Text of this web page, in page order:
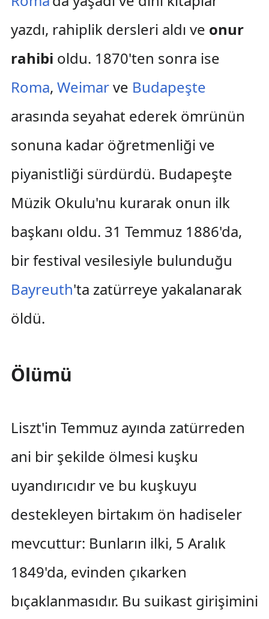
yazdı, rahiplik dersleri aldı ve onur
rahibi oldu. 1870'ten sonra ise
Roma, Weimarve Budapeşte
arasında seyahat ederek ömrünün
sonuna kadar öğretmenliği ve
piyanistliği sürdürdü. Budapeşte
Müzik Okulu'nu kurarak onun ilk
başkanı oldu. 31 Temmuz 1886'da,
bir festival vesilesiyle bulunduğu
Bayreuth'ta zatürreye yakalanarak
öldü.
Ölümü
Liszt'in Temmuz ayında zatürreden
ani bir şekilde ölmesi kuşku
uyandırıcıdır ve bu kuşkuyu
destekleyen birtakım ön hadiseler
mevcuttur: Bunların ilki, 5 Aralık
1849'da, evinden çıkarken
bıçaklanmasıdır. Bu suikast girişimini